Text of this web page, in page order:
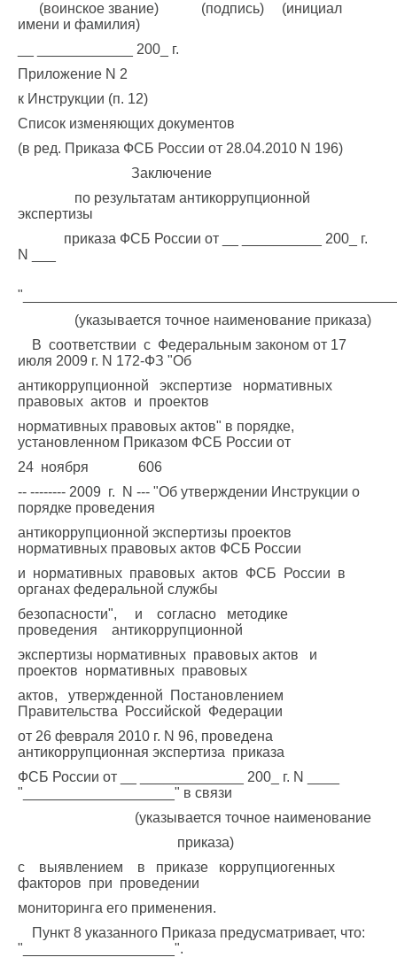
(воинское звание) (подпись) (инициал
имени и фамилия)
__ ____________ 200_ г.
Приложение N 2
к Инструкции (п. 12)
Список изменяющих документов
(в ред. Приказа ФСБ России от 28.04.2010 N 196)
Заключение
по результатам антикоррупционной
экспертизы
приказа ФСБ России от __ __________ 200_ г.
N ___
(указывается точное наименование приказа)
В соответствии с Федеральным законом от 17
июля 2009 г. N 172-ФЗ "Об
антикоррупционной экспертизе нормативных
правовых актов и проектов
нормативных правовых актов" в порядке,
установленном Приказом ФСБ России от
24 ноября 606
-- -------- 2009 г. N --- "Об утверждении Инструкции о
порядке проведения
антикоррупционной экспертизы проектов
нормативных правовых актов ФСБ России
и нормативных правовых актов ФСБ России в
органах федеральной службы
безопасности", и согласно методике
проведения антикоррупционной
экспертизы нормативных правовых актов и
проектов нормативных правовых
актов, утвержденной Постановлением
Правительства Российской Федерации
от 26 февраля 2010 г. N 96, проведена
антикоррупционная экспертиза приказа
ФСБ России от __ _____________ 200_ г. N ____
"___________________" в связи
(указывается точное наименование
приказа)
с выявлением в приказе коррупциогенных
факторов при проведении
мониторинга его применения.
Пункт 8 указанного Приказа предусматривает, что:
"___________________".